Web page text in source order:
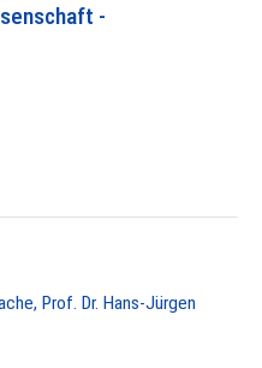
-
Prof. Dr. Hans-Jürgen